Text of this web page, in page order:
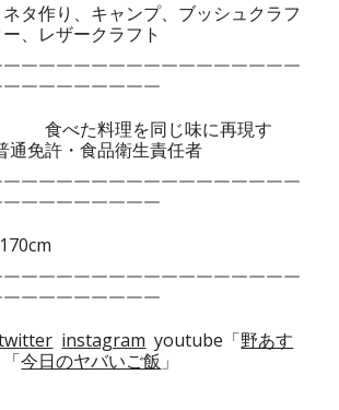
ネタ作り、キャンプ、ブッシュクラフ
、レザークラフト
￣￣￣￣￣￣￣￣￣￣￣￣￣￣￣￣
￣￣￣￣￣￣￣￣
格食べた料理を同じ味に再現す
通免許・食品衛生責任者
￣￣￣￣￣￣￣￣￣￣￣￣￣￣￣￣
￣￣￣￣￣￣￣￣
170cm
￣￣￣￣￣￣￣￣￣￣￣￣￣￣￣￣
￣￣￣￣￣￣￣￣
instagram youtube「野あす
「今日のヤバいご飯」